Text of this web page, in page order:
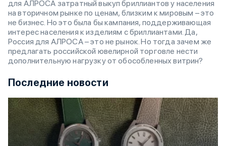
для АЛРОСА затратный выкуп бриллиантов у населения
на вторичном рынке по ценам, близким к мировым – это
не бизнес. Но это была бы кампания, поддерживающая
интерес населения к изделиям с бриллиантами. Да,
Россия для АЛРОСА – это не рынок. Но тогда зачем же
предлагать российской ювелирной торговле нести
дополнительную нагрузку от обособленных витрин?
Последние новости